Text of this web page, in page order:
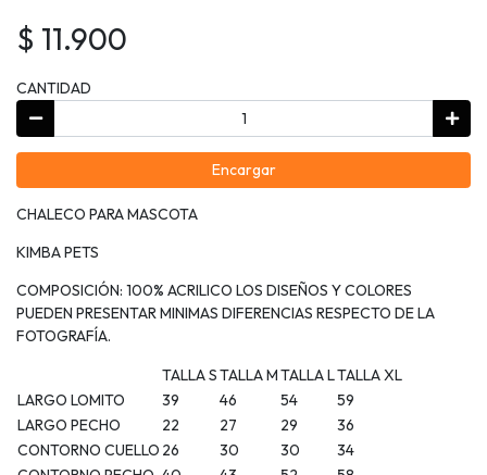
$ 11.900
CANTIDAD
Encargar
CHALECO PARA MASCOTA
KIMBA PETS
COMPOSICIÓN: 100% ACRILICO LOS DISEÑOS Y COLORES
PUEDEN PRESENTAR MINIMAS DIFERENCIAS RESPECTO DE LA
FOTOGRAFÍA.
TALLA STALLA MTALLA LTALLA XL
LARGO LOMITO
39 46 54
59
LARGO PECHO
22 27 29
36
CONTORNO CUELLO 26 30 30
34